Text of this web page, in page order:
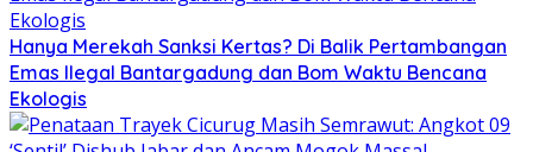
Hanya Merekah Sanksi Kertas? Di Balik Pertambangan
Emas Ilegal Bantargadung dan Bom Waktu Bencana
Ekologis